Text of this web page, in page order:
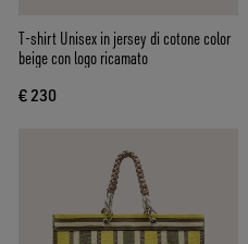
T-shirt Unisex in jersey di cotone color
beige con logo ricamato
€ 230